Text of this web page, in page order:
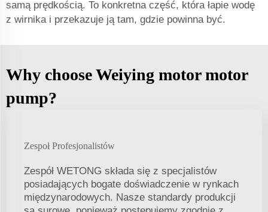
samą prędkością. To konkretna część, która łapie wodę
z wirnika i przekazuje ją tam, gdzie powinna być.
Why choose Weiying motor motor
pump?
Zespoł Profesjonalistów
Zespół WETONG składa się z specjalistów
posiadających bogate doświadczenie w rynkach
międzynarodowych. Nasze standardy produkcji